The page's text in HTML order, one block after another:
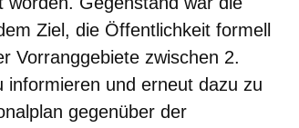
Ziel, die Öffentlichkeit formell
Vorranggebiete zwischen 2.
informieren und erneut dazu zu
gegenüber der